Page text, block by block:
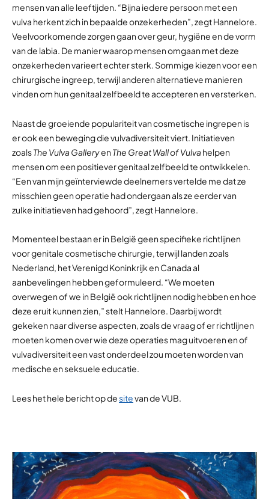
mensen van alle leeftijden. “Bijna iedere persoon met een
vulva herkent zich in bepaalde onzekerheden”, zegt Hannelore.
Veelvoorkomende zorgen gaan over geur, hygiëne en de vorm
van de labia. De manier waarop mensen omgaan met deze
onzekerheden varieert echter sterk. Sommige kiezen voor een
chirurgische ingreep, terwijl anderen alternatieve manieren
vinden om hun genitaal zelfbeeld te accepteren en versterken.
Naast de groeiende populariteit van cosmetische ingrepen is
er ook een beweging die vulvadiversiteit viert. Initiatieven
zoalsThe Vulva Galleryen The Great Wall of Vulva helpen
mensen om een positiever genitaal zelfbeeld te ontwikkelen.
“Een van mijn geïnterviewde deelnemers vertelde me dat ze
misschien geen operatie had ondergaan als ze eerder van
zulke initiatieven had gehoord”, zegt Hannelore.
Momenteel bestaan er in België geen specifieke richtlijnen
voor genitale cosmetische chirurgie, terwijl landen zoals
Nederland, het Verenigd Koninkrijk en Canada al
aanbevelingen hebben geformuleerd. “We moeten
overwegen of we in België ook richtlijnen nodig hebben en hoe
deze eruit kunnen zien,” stelt Hannelore. Daarbij wordt
gekeken naar diverse aspecten, zoals de vraag of er richtlijnen
moeten komen over wie deze operaties mag uitvoeren en of
vulvadiversiteit een vast onderdeel zou moeten worden van
medische en seksuele educatie.
Lees het hele bericht op de sitevan de VUB.